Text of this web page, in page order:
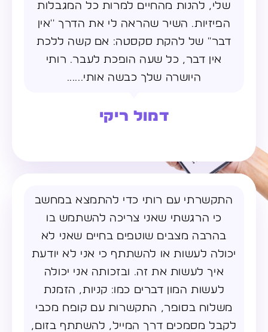
שלי, להנות מהחיים למרות כל המגבלות
הפיזיות. השיר שהראה לי את הדרך ''אין
דבר'' של להקת סקסטה: אם קשה ללכת
אין דבר, כל שעה הופכת לעבר… רותי
היושרה שלך כבשה אותי......
דמול ריקי
התקשרתי עם רותי כדי להתמצא במחשב
כי הרגשתי שאני צריכה להשתמש בו
בהרבה מצבים שוטפים בחיים שאני לא
יכולה לעשות או להשתתף כי אני לא יודעת
איך לעשות את זה. ובזכותה אני יכולה
לעשות המון דברים כמו: קניות, הזמנת
משלוח בסופר, התקשרות עם קופח מכבי
לקבל מסמכים דרך המייל, להשתתף בזום,